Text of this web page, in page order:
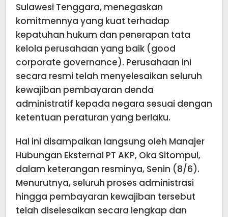
Sulawesi Tenggara, menegaskan
komitmennya yang kuat terhadap
kepatuhan hukum dan penerapan tata
kelola perusahaan yang baik (good
corporate governance). Perusahaan ini
secara resmi telah menyelesaikan seluruh
kewajiban pembayaran denda
administratif kepada negara sesuai dengan
ketentuan peraturan yang berlaku.
Hal ini disampaikan langsung oleh Manajer
Hubungan Eksternal PT AKP, Oka Sitompul,
dalam keterangan resminya, Senin (8/6).
Menurutnya, seluruh proses administrasi
hingga pembayaran kewajiban tersebut
telah diselesaikan secara lengkap dan